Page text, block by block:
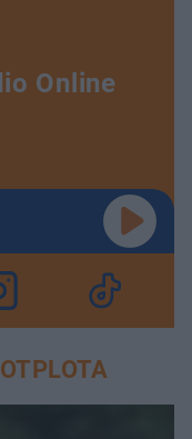
Online